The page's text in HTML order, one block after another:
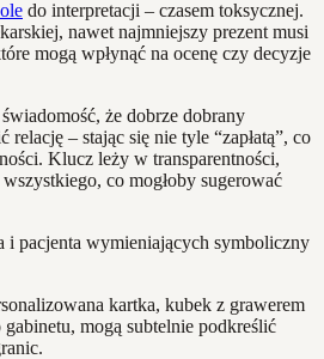
do interpretacji – czasem toksycznej.
nawet najmniejszy prezent musi
mogą wpłynąć na ocenę czy decyzje
że dobrze dobrany
– stając się nie tyle “zapłatą”, co
Klucz leży w transparentności,
co mogłoby sugerować
kartka, kubek z grawerem
mogą subtelnie podkreślić